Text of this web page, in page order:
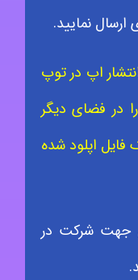
نمایید.
اپ در توپ
در فضای دیگر
فایل اپلود شده
جهت شرکت در